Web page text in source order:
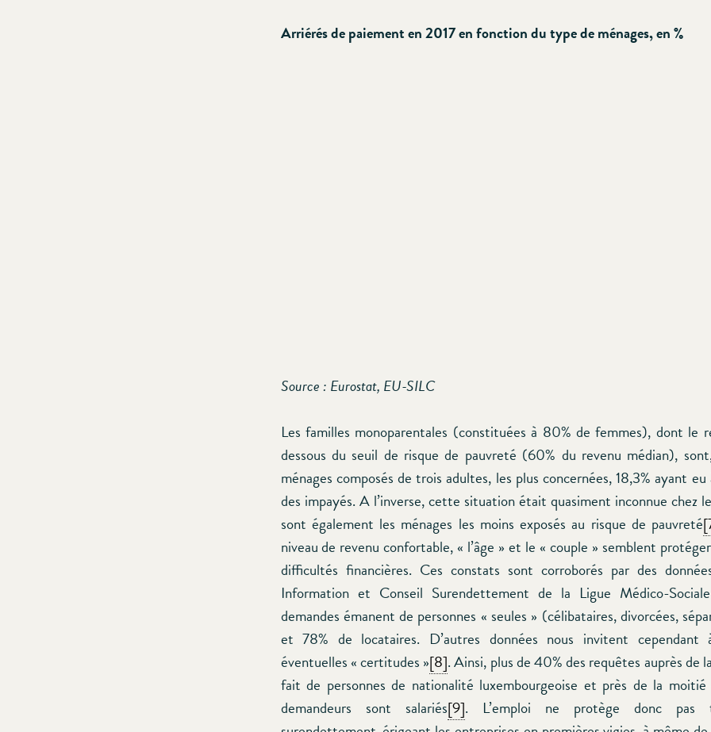
Arriérés de paiement en 2017 en fonction du type de ménages, en %
Source : Eurostat, EU-SILC
Les familles monoparentales (constituées à 80% de femmes), dont le
dessous du seuil de risque de pauvreté (60% du revenu médian),
ménages composés de trois adultes, les plus concernées, 18,3% ayant
des impayés. A l’inverse, cette situation était quasiment inconnue chez
sont également les ménages les moins exposés au risque de pauvreté
niveau de revenu confortable, « l’âge » et le « couple » semblent
difficultés financières. Ces constats sont corroborés par des
Information et Conseil Surendettement de la Ligue Médico-
demandes émanent de personnes « seules » (célibataires, divorcées,
et 78% de locataires. D’autres données nous invitent cependant
éventuelles « certitudes »[8]. Ainsi, plus de 40% des requêtes auprès de
fait de personnes de nationalité luxembourgeoise et près de la
demandeurs sont salariés[9]. L’emploi ne protège donc pas